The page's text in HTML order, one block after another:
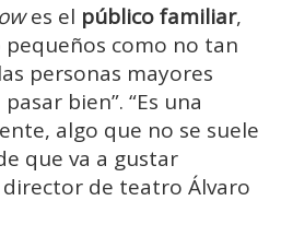
es el público familiar,
como no tan
personas mayores
bien”. “Es una
algo que no se suele
que va a gustar
director de teatro Álvaro